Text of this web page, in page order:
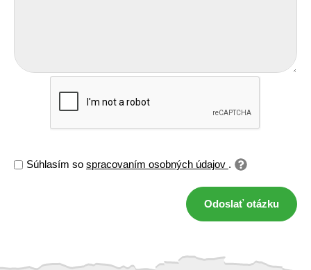
Súhlasím so spracovaním osobných údajov .
Odoslať otázku